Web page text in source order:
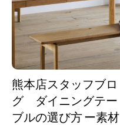
About us
for Business
Recruit
Contact
熊本店スタッフブロ
グ ダイニングテー
ブルの選び方 ー素材